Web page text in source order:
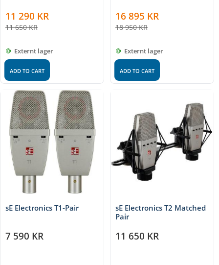
11 290 KR
11 650KR
Externt lager
ADD TO CART
16 895 KR
18 950KR
Externt lager
ADD TO CART
sE Electronics T1-Pair
7 590 KR
sE Electronics T2 Matched
Pair
11 650 KR